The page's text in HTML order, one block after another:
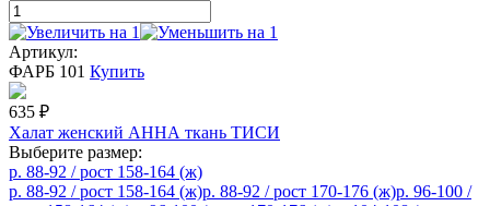
Артикул:
ФАРБ 101 Купить
635 ₽
Халат женский АННА ткань ТИСИ
Выберите размер:
р. 88-92 / рост 158-164 (ж)
р. 88-92 / рост 158-164 (ж)р. 88-92 / рост 170-176 (ж)р. 96-100 /